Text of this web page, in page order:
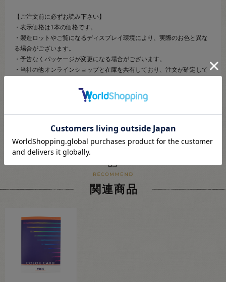
【ご注文前に必ずお読み下さい】
・表示価格は1本の価格です。
・製造ロットやご覧になるディスプレイ環境により、実際のお色と異な
る場合がございます。
・予告なくパッケージが変更になる場合がございます。
・当社の他オンラインショップと在庫を共有しており、注文が確定して
関連商品